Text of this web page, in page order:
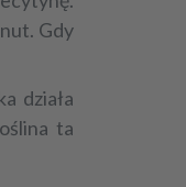
Gdy
działa
ta